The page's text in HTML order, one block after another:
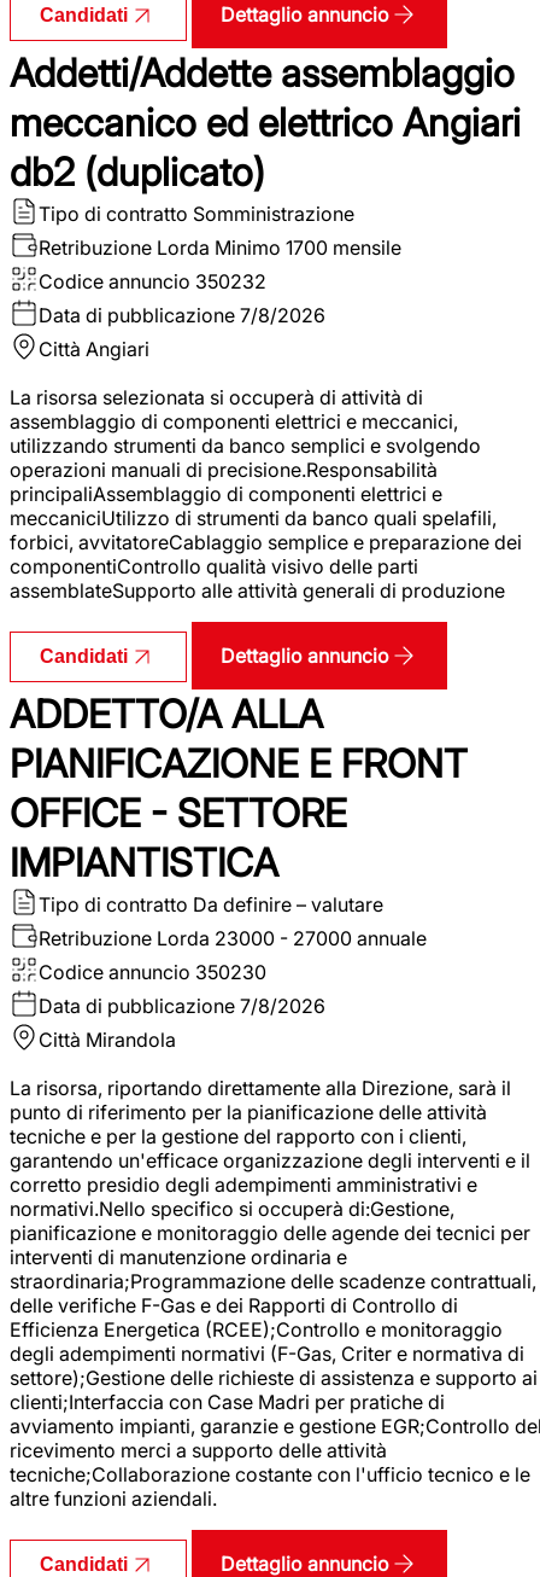
Candidati Dettaglio annuncio
Addetti/Addette assemblaggio
meccanico ed elettrico Angiari
db2 (duplicato)
Tipo di contratto Somministrazione
Retribuzione Lorda Minimo 1700 mensile
Codice annuncio 350232
Data di pubblicazione 7/8/2026
Città Angiari
La risorsa selezionata si occuperà di attività di
assemblaggio di componenti elettrici e meccanici,
utilizzando strumenti da banco semplici e svolgendo
operazioni manuali di precisione.Responsabilità
principaliAssemblaggio di componenti elettrici e
meccaniciUtilizzo di strumenti da banco quali spelafili,
forbici, avvitatoreCablaggio semplice e preparazione dei
componentiControllo qualità visivo delle parti
assemblateSupporto alle attività generali di produzione
Candidati Dettaglio annuncio
ADDETTO/A ALLA
PIANIFICAZIONE E FRONT
OFFICE - SETTORE
IMPIANTISTICA
Tipo di contratto Da definire – valutare
Retribuzione Lorda 23000 - 27000 annuale
Codice annuncio 350230
Data di pubblicazione 7/8/2026
Città Mirandola
La risorsa, riportando direttamente alla Direzione, sarà il
punto di riferimento per la pianificazione delle attività
tecniche e per la gestione del rapporto con i clienti,
garantendo un'efficace organizzazione degli interventi e il
corretto presidio degli adempimenti amministrativi e
normativi.Nello specifico si occuperà di:Gestione,
pianificazione e monitoraggio delle agende dei tecnici per
interventi di manutenzione ordinaria e
straordinaria;Programmazione delle scadenze contrattuali,
delle verifiche F-Gas e dei Rapporti di Controllo di
Efficienza Energetica (RCEE);Controllo e monitoraggio
degli adempimenti normativi (F-Gas, Criter e normativa di
settore);Gestione delle richieste di assistenza e supporto ai
clienti;Interfaccia con Case Madri per pratiche di
avviamento impianti, garanzie e gestione EGR;Controllo
ricevimento merci a supporto delle attività
tecniche;Collaborazione costante con l'ufficio tecnico e le
altre funzioni aziendali.
Candidati Dettaglio annuncio